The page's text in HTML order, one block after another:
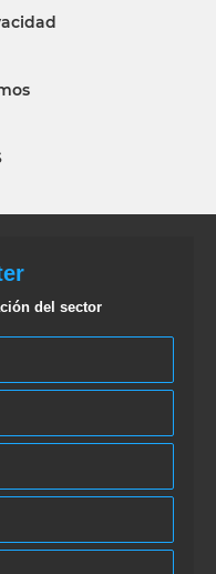
del sector